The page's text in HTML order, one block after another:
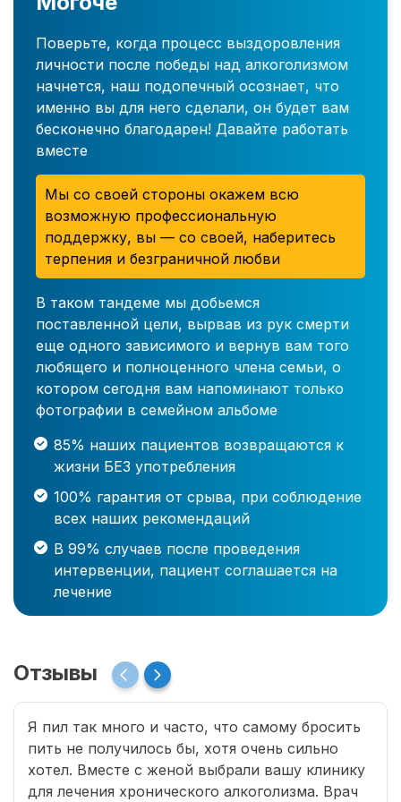
Поверьте, когда процесс выздоровления
личности после победы над алкоголизмом
начнется, наш подопечный осознает, что
именно вы для него сделали, он будет вам
бесконечно благодарен! Давайте работать
вместе
Мы со своей стороны окажем всю
возможную профессиональную
поддержку, вы — со своей, наберитесь
терпения и безграничной любви
В таком тандеме мы добьемся
поставленной цели, вырвав из рук смерти
еще одного зависимого и вернув вам того
любящего и полноценного члена семьи, о
котором сегодня вам напоминают только
фотографии в семейном альбоме
85% наших пациентов возвращаются к
жизни БЕЗ употребления
100% гарантия от срыва, при соблюдение
всех наших рекомендаций
В 99% случаев после проведения
интервенции, пациент соглашается на
лечение
Отзывы
Я пил так много и часто, что самому бросить
пить не получилось бы, хотя очень сильно
хотел. Вместе с женой выбрали вашу клинику
для лечения хронического алкоголизма. Врач